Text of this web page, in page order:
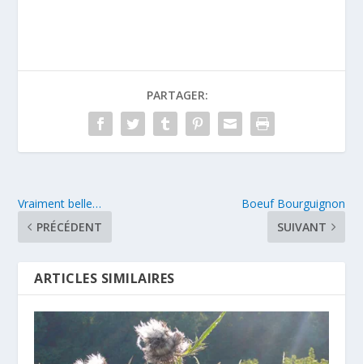
PARTAGER:
Vraiment belle…
PRÉCÉDENT
Boeuf Bourguignon
SUIVANT
ARTICLES SIMILAIRES